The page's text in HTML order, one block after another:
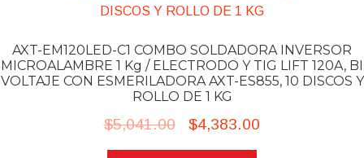
AXT-EM120LED-C1 COMBO SOLDADORA INVERSOR
MICROALAMBRE 1 Kg / ELECTRODO Y TIG LIFT 120A, BI
VOLTAJE CON ESMERILADORA AXT-ES855, 10 DISCOS Y
ROLLO DE 1 KG
$5,041.00
Original
price
$4,383.00